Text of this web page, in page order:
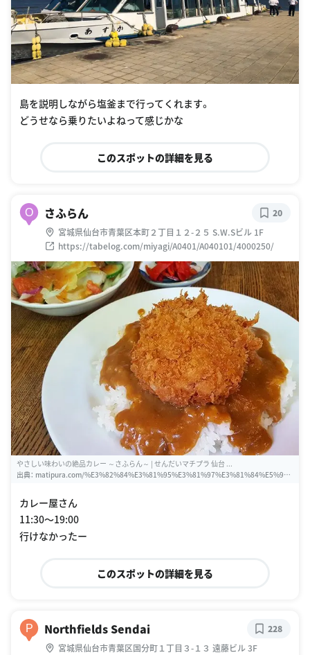
島を説明しながら塩釜まで行ってくれます。
どうせなら乗りたいよねって感じかな
このスポットの詳細を見る
O さふらん
宮城県仙台市青葉区本町２丁目１２-２５ S.W.Sビル 1F
https://tabelog.com/miyagi/A0401/A040101/4000250/
20
やさしい味わいの絶品カレー ～さふらん～ | せんだいマチプラ 仙台 ...
出典： matipura.com/%E3%82%84%E3%81%95%E3%81%97%E3%81%84%E5%9
AB%E3%83%AC%E3%83%BC-%EF%BD%9E%E3%81%95%E3%81%B5%E3%82%8
9%E3%82%93%EF%BD%9E
カレー屋さん
11:30〜19:00
行けなかったー
このスポットの詳細を見る
P Northfields Sendai
宮城県仙台市青葉区国分町１丁目３-１３ 遠藤ビル 3F
228